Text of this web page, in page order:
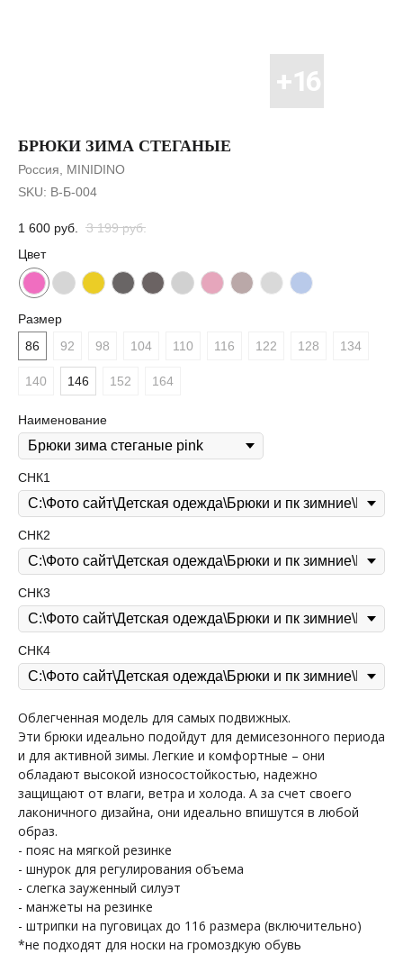
БРЮКИ ЗИМА СТЕГАНЫЕ
Россия, MINIDINO
SKU: В-Б-004
1 600 руб. 3 199 руб.
Цвет
Размер
86
92 98 104 110 116 122 128 134
140 146 152 164
Наименование
СНК1
СНК2
СНК3
СНК4
Облегченная модель для самых подвижных.
Эти брюки идеально подойдут для демисезонного периода
и для активной зимы. Легкие и комфортные – они
обладают высокой износостойкостью, надежно
защищают от влаги, ветра и холода. А за счет своего
лаконичного дизайна, они идеально впишутся в любой
образ.
- пояс на мягкой резинке
- шнурок для регулирования объема
- слегка зауженный силуэт
- манжеты на резинке
- штрипки на пуговицах до 116 размера (включительно)
*не подходят для носки на громоздкую обувь